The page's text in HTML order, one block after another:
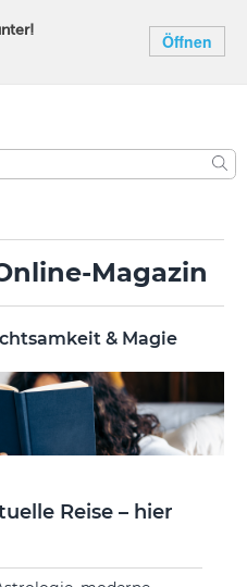
Öffnen
Magazin
& Magie
Reise – hier